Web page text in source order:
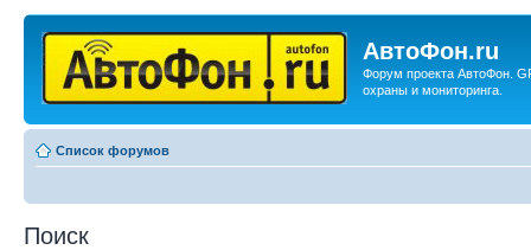
АвтоФон.ru
Форум проекта АвтоФон.
охраны и мониторинга.
Список форумов
Поиск